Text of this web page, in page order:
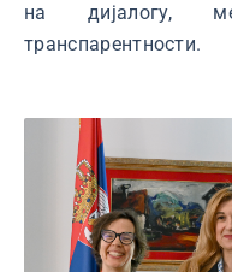
на дијалогу,
транспарентности.